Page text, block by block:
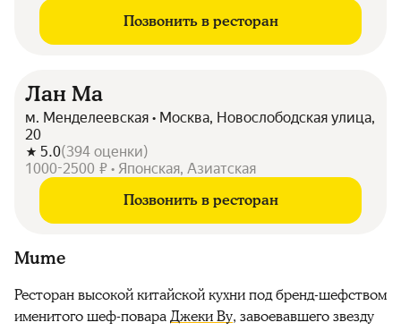
Позвонить в ресторан
Лан Ма
м. Менделеевская • Москва, Новослободская улица,
20
5.0(394 оценки)
1000-2500 ₽ • Японская, Азиатская
Позвонить в ресторан
Mume
Ресторан высокой китайской кухни под бренд-шефством
именитого шеф-повараДжеки Ву, завоевавшего звезду